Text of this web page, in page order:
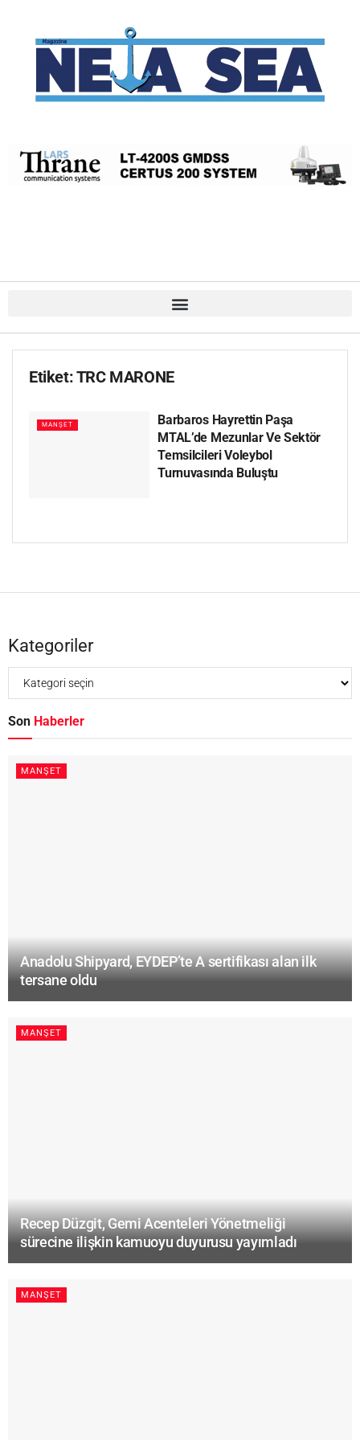
Etiket:TRC MARONE
MANŞET
Barbaros Hayrettin Paşa
MTAL’de Mezunlar Ve Sektör
Temsilcileri Voleybol
Turnuvasında Buluştu
Kategoriler
Son Haberler
MANŞET
Anadolu Shipyard, EYDEP’te A sertifikası alan ilk
tersane oldu
MANŞET
Recep Düzgit, Gemi Acenteleri Yönetmeliği
sürecine ilişkin kamuoyu duyurusu yayımladı
MANŞET